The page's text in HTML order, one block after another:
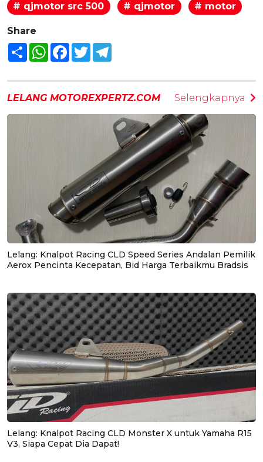
# qjmotor src 500
# qjmotor # motor
Share
Share WhatsAppFacebook
Twitter
LELANG MOTOREXPERTZ.COM Selengkapnya
Lelang: Knalpot Racing CLD Speed Series Andalan Pemilik
Aerox Pencinta Kecepatan, Bid Harga Terbaikmu Bradsis
Lelang: Knalpot Racing CLD Monster X untuk Yamaha R15
V3, Siapa Cepat Dia Dapat!